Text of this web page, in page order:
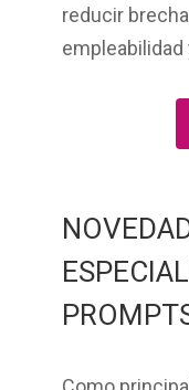
reducir
empleabilidad